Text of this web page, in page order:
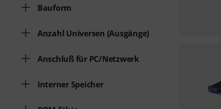
Bauform
Anzahl Universen (Ausgänge)
Anschluß für PC/Netzwerk
Interner Speicher